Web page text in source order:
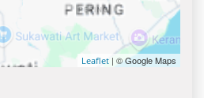
Leaflet | © Google Maps